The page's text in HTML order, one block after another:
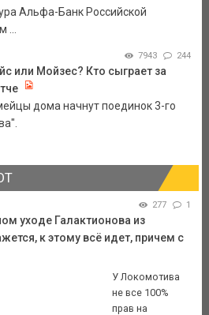
Альфа-Банк Российской
7943 244
или Мойзес? Кто сыграет за
дома начнут поединок 3-го
277 1
уходе Галактионова из
к этому всё идет, причем с
У Локомотива
не все 100%
прав на